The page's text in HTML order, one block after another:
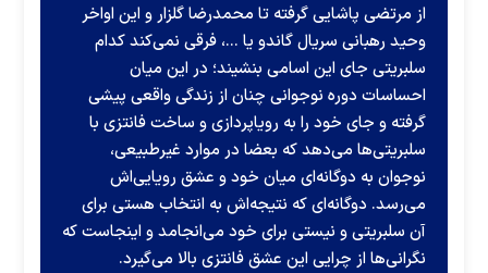
از مرتضی پاشایی گرفته تا محمدرضا گلزار و این اواخر
وحید رهبانی سریال گاندو یا ...، فرقی نمی‌کند کدام
سلبریتی جای این اسامی بنشیند؛ در این میان
احساسات دوره نوجوانی چنان از زندگی واقعی پیشی
گرفته و جای خود را به رویاپردازی و ساخت فانتزی با
سلبریتی‌ها می‌دهد که بعضا در موارد غیرطبیعی،
نوجوان به دوگانه‌ای میان خود و عشق رویایی‌اش
می‌رسد. دوگانه‌ای که نتیجه‌اش به انتخاب هستی برای
آن سلبریتی و نیستی برای خود می‌انجامد و اینجاست که
نگرانی‌ها از چرایی این عشق فانتزی بالا می‌گیرد.